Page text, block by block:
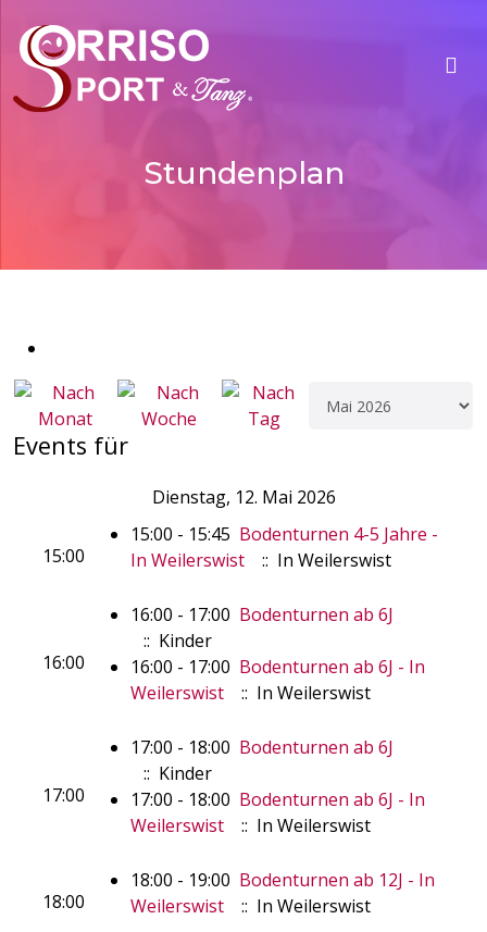
Stundenplan
Events für
Dienstag, 12. Mai 2026
15:00
15:00 - 15:45 Bodenturnen 4-5 Jahre -
In Weilerswist
:: In Weilerswist
16:00
16:00 - 17:00 Bodenturnen ab 6J
:: Kinder
16:00 - 17:00 Bodenturnen ab 6J - In
Weilerswist
:: In Weilerswist
17:00
17:00 - 18:00 Bodenturnen ab 6J
:: Kinder
17:00 - 18:00 Bodenturnen ab 6J - In
Weilerswist
:: In Weilerswist
18:00
18:00 - 19:00 Bodenturnen ab 12J - In
Weilerswist
:: In Weilerswist